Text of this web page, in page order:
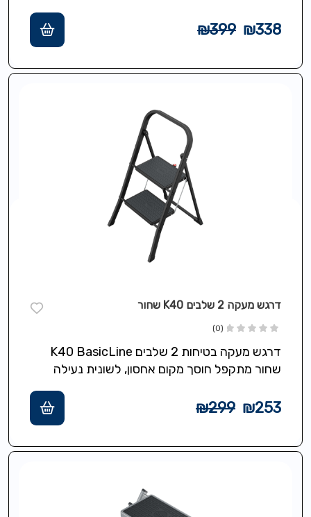
למניעת החלקה,כושר…
₪399 ₪338
דרגש מעקה 2 שלבים K40 שחור
(0)
דרגש מעקה בטיחות 2 שלבים K40 BasicLine
שחור מתקפל חוסך מקום אחסון, לשונית נעילה
למניעת החלקה,…
₪299 ₪253